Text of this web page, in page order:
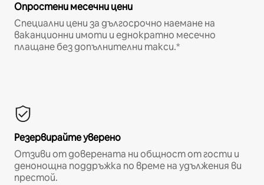
Опростени месечни цени
Специални цени за дългосрочно наемане на
ваканционни имоти и еднократно месечно
плащане без допълнителни такси.*
Резервирайте уверено
Отзиви от доверената ни общност от гости и
денонощна поддръжка по време на удължения ви
престой.